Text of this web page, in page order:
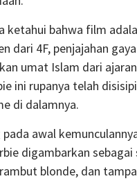
ketahui bahwa film
dari 4F, penjajahan
umat Islam dari
ini rupanya telah
di dalamnya.
pada awal
digambarkan
blonde, dan